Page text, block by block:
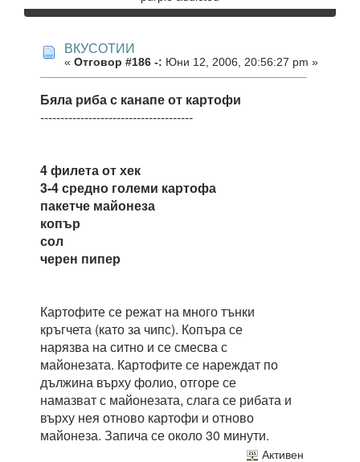
ВКУСОТИИ
« Отговор #186 -: Юни 12, 2006, 20:56:27 pm »
Бяла риба с канапе от картофи
--------------------------------------
4 филета от хек
3-4 средно големи картофа
пакетче майонеза
копър
сол
черен пипер
Картофите се режат на много тънки
кръгчета (като за чипс). Копъра се
нарязва на ситно и се смесва с
майонезата. Картофите се нареждат по
дължина върху фолио, отгоре се
намазват с майонезата, слага се рибата и
върху нея отново картофи и отново
майонеза. Запича се около 30 минути.
Активен